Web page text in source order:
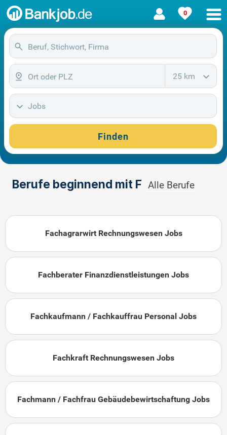
0
25 km
Jobs
Finden
Berufe beginnend mit F Alle Berufe
Fachagrarwirt Rechnungswesen Jobs
Fachberater Finanzdienstleistungen Jobs
Fachkaufmann / Fachkauffrau Personal Jobs
Fachkraft Rechnungswesen Jobs
Fachmann / Fachfrau Gebäudebewirtschaftung Jobs